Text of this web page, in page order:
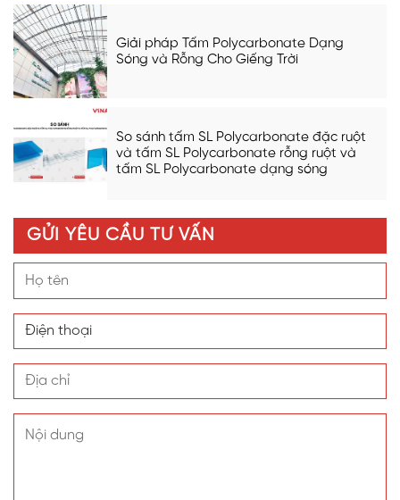
Giải pháp Tấm Polycarbonate Dạng
Sóng và Rỗng Cho Giếng Trời
So sánh tấm SL Polycarbonate đặc ruột
và tấm SL Polycarbonate rỗng ruột và
tấm SL Polycarbonate dạng sóng
GỬI YÊU CẦU TƯ VẤN